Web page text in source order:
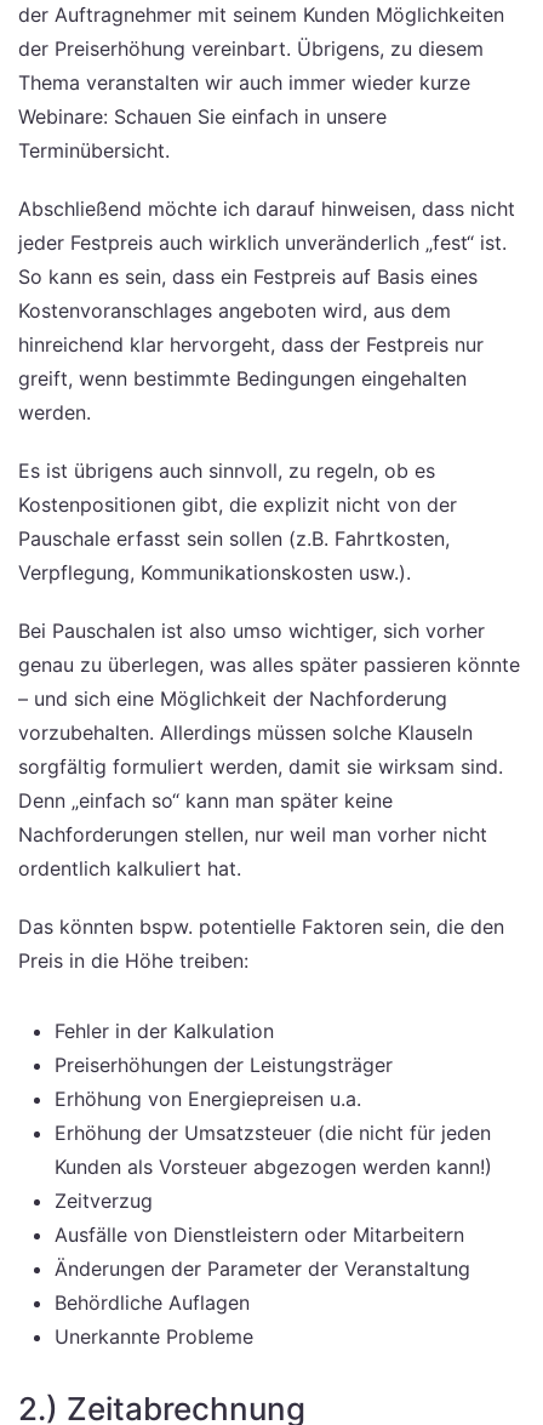
der Auftragnehmer mit seinem Kunden Möglichkeiten
der Preiserhöhung vereinbart. Übrigens, zu diesem
Thema veranstalten wir auch immer wieder kurze
Webinare: Schauen Sie einfach in unsere
Terminübersicht.
Abschließend möchte ich darauf hinweisen, dass nicht
jeder Festpreis auch wirklich unveränderlich „fest“ ist.
So kann es sein, dass ein Festpreis auf Basis eines
Kostenvoranschlages angeboten wird, aus dem
hinreichend klar hervorgeht, dass der Festpreis nur
greift, wenn bestimmte Bedingungen eingehalten
werden.
Es ist übrigens auch sinnvoll, zu regeln, ob es
Kostenpositionen gibt, die explizit nicht von der
Pauschale erfasst sein sollen (z.B. Fahrtkosten,
Verpflegung, Kommunikationskosten usw.).
Bei Pauschalen ist also umso wichtiger, sich vorher
genau zu überlegen, was alles später passieren könnte
– und sich eine Möglichkeit der Nachforderung
vorzubehalten. Allerdings müssen solche Klauseln
sorgfältig formuliert werden, damit sie wirksam sind.
Denn „einfach so“ kann man später keine
Nachforderungen stellen, nur weil man vorher nicht
ordentlich kalkuliert hat.
Das könnten bspw. potentielle Faktoren sein, die den
Preis in die Höhe treiben:
Fehler in der Kalkulation
Preiserhöhungen der Leistungsträger
Erhöhung von Energiepreisen u.a.
Erhöhung der Umsatzsteuer (die nicht für jeden
Kunden als Vorsteuer abgezogen werden kann!)
Zeitverzug
Ausfälle von Dienstleistern oder Mitarbeitern
Änderungen der Parameter der Veranstaltung
Behördliche Auflagen
Unerkannte Probleme
2.) Zeitabrechnung